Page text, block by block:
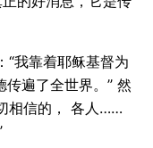
“我靠着耶稣基督为
遍了全世界。” 然
相信的， 各人……